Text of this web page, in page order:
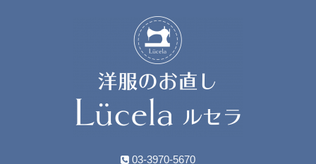
03-3970-5670